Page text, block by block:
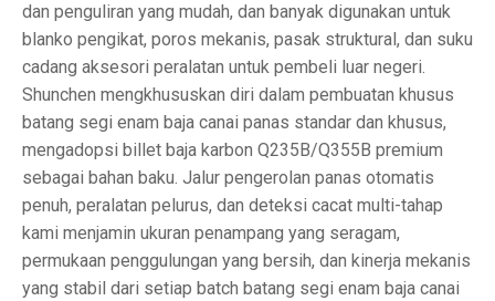
dan penguliran yang mudah, dan banyak digunakan untuk
blanko pengikat, poros mekanis, pasak struktural, dan suku
cadang aksesori peralatan untuk pembeli luar negeri.
Shunchen mengkhususkan diri dalam pembuatan khusus
batang segi enam baja canai panas standar dan khusus,
mengadopsi billet baja karbon Q235B/Q355B premium
sebagai bahan baku. Jalur pengerolan panas otomatis
penuh, peralatan pelurus, dan deteksi cacat multi-tahap
kami menjamin ukuran penampang yang seragam,
permukaan penggulungan yang bersih, dan kinerja mekanis
yang stabil dari setiap batch batang segi enam baja canai